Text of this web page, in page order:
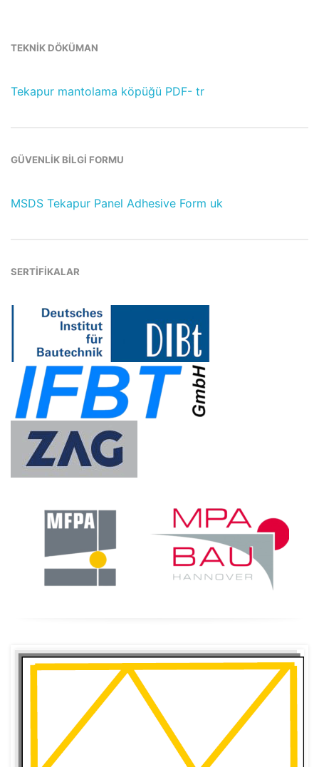
TEKNİK DÖKÜMAN
Tekapur mantolama köpüğü PDF- tr
GÜVENLİK BİLGİ FORMU
MSDS Tekapur Panel Adhesive Form uk
SERTİFİKALAR